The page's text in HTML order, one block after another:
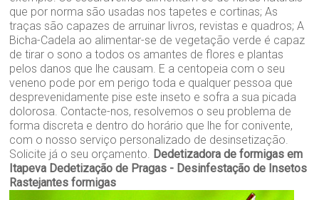
que por norma são usadas nos tapetes e cortinas; As
traças são capazes de arruinar livros, revistas e quadros; A
Bicha-Cadela ao alimentar-se de vegetação verde é capaz
de tirar o sono a todos os amantes de flores e plantas
pelos danos que lhe causam. E a centopeia com o seu
veneno pode por em perigo toda e qualquer pessoa que
desprevenidamente pise este inseto e sofra a sua picada
dolorosa. Contacte-nos, resolvemos o seu problema de
forma discreta e dentro do horário que lhe for conivente,
com o nosso serviço personalizado de desinsetização.
Solicite já o seu orçamento. Dedetizadora de formigas em
Itapeva Dedetização de Pragas - Desinfestação de Insetos
Rastejantes formigas